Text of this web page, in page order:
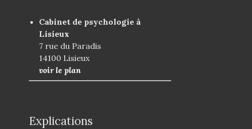
Cabinet de psychologie à
Lisieux
7 rue du Paradis
14100 Lisieux
voir le plan
Explications